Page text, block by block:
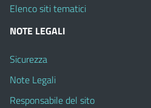
Elenco siti tematici
NOTE LEGALI
Sicurezza
Note Legali
Responsabile del sito